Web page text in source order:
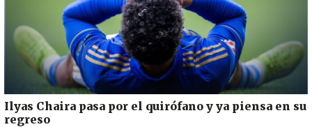
Ilyas Chaira pasa por el quirófano y ya piensa en su
regreso